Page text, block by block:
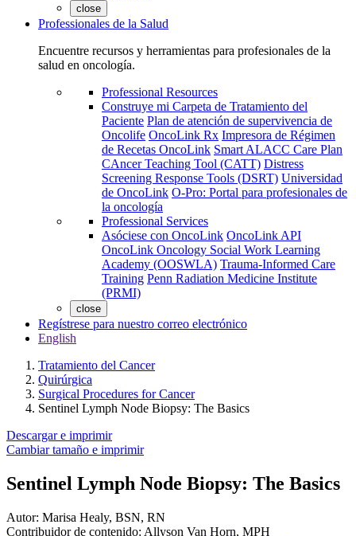
close
Professionales de la Salud
Encuentre recursos y herramientas para profesionales de la
salud en oncología.
Professional Resources
Construye mi Carpeta de Tratamiento del
Paciente Plan de atención de supervivencia de
Oncolife OncoLink Rx Impresora de Régimen
de Recetas OncoLink Smart ALACC Care Plan
CAncer Teaching Tool (CATT) Distress
Screening Response Tools (DSRT) Universidad
de OncoLink O-Pro: Portal para profesionales de
la oncología
Professional Services
Asóciese con OncoLink OncoLink API
OncoLink Oncology Social Work Learning
Academy (OOSWLA) Trauma-Informed Care
Training Penn Radiation Medicine Institute
(PRMI)
close
Regístrese para nuestro correo electrónico
English
Tratamiento del Cancer
Quirúrgica
Surgical Procedures for Cancer
Sentinel Lymph Node Biopsy: The Basics
Descargar e imprimir
Cambiar tamaño e imprimir
Sentinel Lymph Node Biopsy: The Basics
Autor: Marisa Healy, BSN, RN
Contribuidor de contenido: Allyson Van Horn, MPH